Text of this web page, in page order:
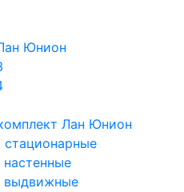
Юнион
Лан Юнион
выдвижные